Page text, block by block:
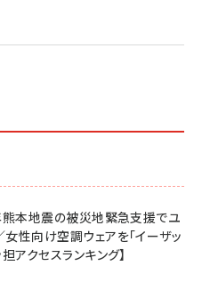
熊本地震の被災地緊急支援でユ
性向け空調ウェアを「イーザッ
アクセスランキング】